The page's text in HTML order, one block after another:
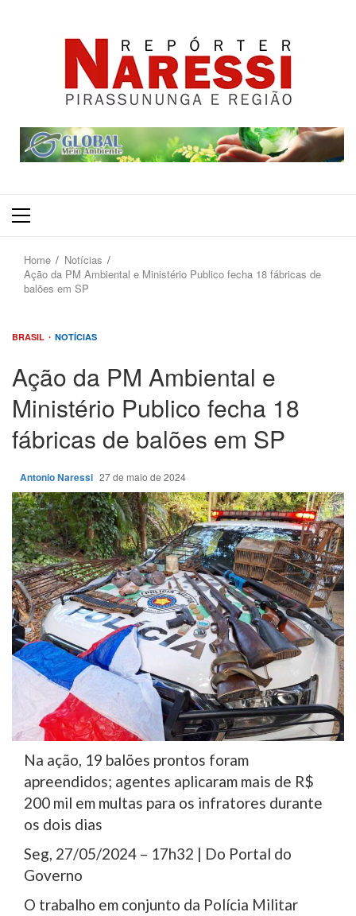
Primary
Home
Notícias
Ação da PM Ambiental e Ministério Publico fecha 18 fábricas de
balões em SP
BRASIL NOTÍCIAS
Ação da PM Ambiental e
Ministério Publico fecha 18
fábricas de balões em SP
Antonio Naressi 27 de maio de 2024
Na ação, 19 balões prontos foram
apreendidos; agentes aplicaram mais de R$
200 mil em multas para os infratores durante
os dois dias
Seg, 27/05/2024 – 17h32 | Do Portal do
Governo
O trabalho em conjunto da Polícia Militar